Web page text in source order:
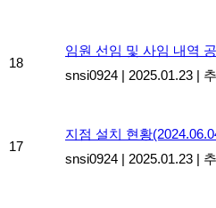
18
임원 선임 및 사임 내역
snsi0924 | 2025.01.23 |
17
지점 설치 현황
snsi0924 | 2025.01.23 |